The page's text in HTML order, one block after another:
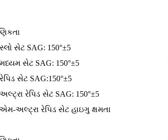
સેટ SAG: 150°±5
સેટ SAG: 150°±5
સેટ SAG:150°±5
રેપિડ સેટ SAG: 150°±5
અલ્ટ્રા રેપિડ સેટ હાઇગુ ક્ષમતા